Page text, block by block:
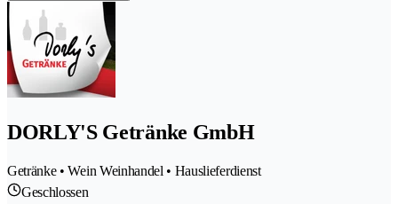
DORLY'S Getränke GmbH
Getränke • Wein Weinhandel • Hauslieferdienst
Geschlossen